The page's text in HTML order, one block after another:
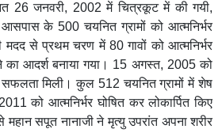
26 जनवरी, 2002 में चित्रकूट में की गयी,
के 500 चयनित ग्रामों को आत्मनिर्भर
से प्रथम चरण में 80 गावों को आत्मनिर्भर
का आदर्श बनाया गया। 15 अगस्त, 2005 को
सफलता मिली। कुल 512 चयनित ग्रामों में शेष
को आत्मनिर्भर घोषित कर लोकार्पित किए
सपूत नानाजी ने मृत्यु उपरांत अपना शरीर